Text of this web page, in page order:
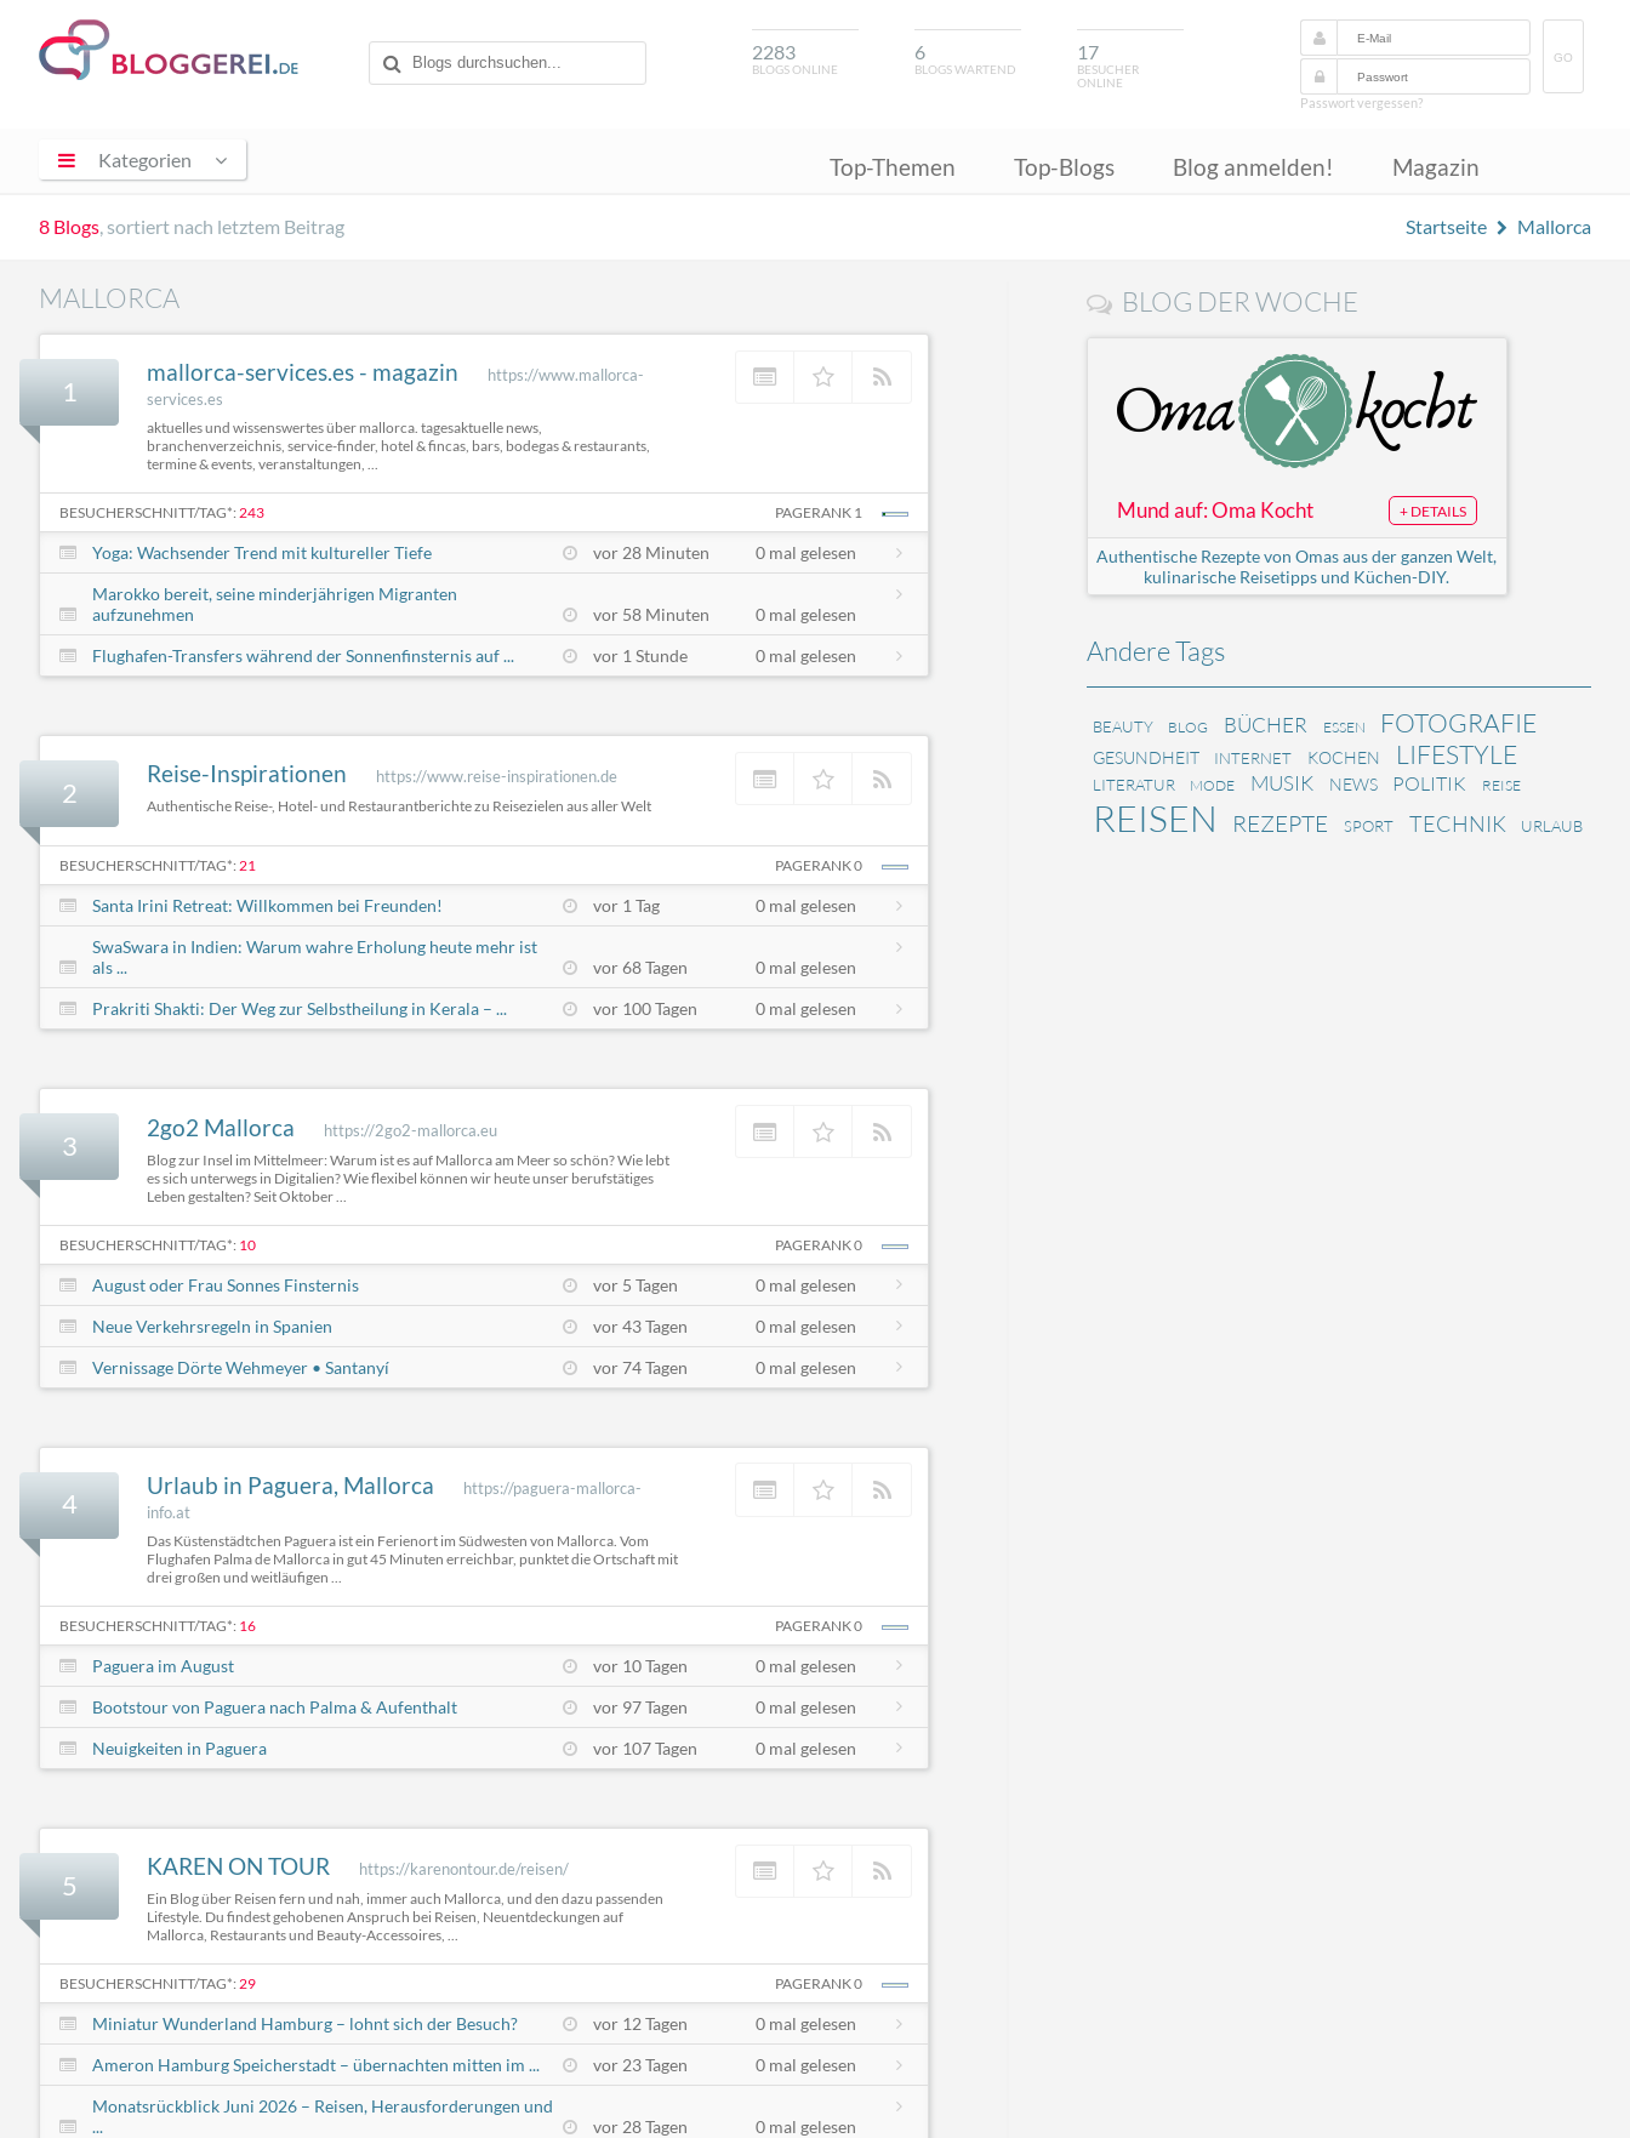
2283
BLOGS ONLINE
6
BLOGS WARTEND
17
BESUCHER
ONLINE
GO
Passwort vergessen?
Kategorien Top-Themen Top-Blogs Blog anmelden! Magazin
8 Blogs, sortiert nach letztem Beitrag Startseite Mallorca
MALLORCA
1
mallorca-services.es - magazin
https://www.mallorca-
services.es
aktuelles und wissenswertes über mallorca. tagesaktuelle news,
branchenverzeichnis, service-finder, hotel & fincas, bars, bodegas & restaurants,
termine & events, veranstaltungen, ...
BESUCHERSCHNITT/TAG*: 243 PAGERANK 1
Yoga: Wachsender Trend mit kultureller Tiefe vor 28 Minuten
0 mal gelesen
Marokko bereit, seine minderjährigen Migranten
aufzunehmen
vor 58 Minuten
0 mal gelesen
Flughafen-Transfers während der Sonnenfinsternis auf ...
vor 1 Stunde 0 mal gelesen
2
Reise-Inspirationen https://www.reise-inspirationen.de
Authentische Reise-, Hotel- und Restaurantberichte zu Reisezielen aus aller Welt
BESUCHERSCHNITT/TAG*: 21 PAGERANK 0
Santa Irini Retreat: Willkommen bei Freunden! vor 1 Tag
0 mal gelesen
SwaSwara in Indien: Warum wahre Erholung heute mehr ist
als ...
vor 68 Tagen
0 mal gelesen
Prakriti Shakti: Der Weg zur Selbstheilung in Kerala – ...
vor 100 Tagen 0 mal gelesen
3
2go2 Mallorca https://2go2-mallorca.eu
Blog zur Insel im Mittelmeer: Warum ist es auf Mallorca am Meer so schön? Wie lebt
es sich unterwegs in Digitalien? Wie flexibel können wir heute unser berufstätiges
Leben gestalten? Seit Oktober ...
BESUCHERSCHNITT/TAG*: 10 PAGERANK 0
August oder Frau Sonnes Finsternis vor 5 Tagen
0 mal gelesen
Neue Verkehrsregeln in Spanien
vor 43 Tagen
0 mal gelesen
Vernissage Dörte Wehmeyer • Santanyí
vor 74 Tagen 0 mal gelesen
4
Urlaub in Paguera, Mallorca
https://paguera-mallorca-
info.at
Das Küstenstädtchen Paguera ist ein Ferienort im Südwesten von Mallorca. Vom
Flughafen Palma de Mallorca in gut 45 Minuten erreichbar, punktet die Ortschaft mit
drei großen und weitläufigen ...
BESUCHERSCHNITT/TAG*: 16 PAGERANK 0
Paguera im August vor 10 Tagen
0 mal gelesen
Bootstour von Paguera nach Palma & Aufenthalt
vor 97 Tagen
0 mal gelesen
Neuigkeiten in Paguera
vor 107 Tagen 0 mal gelesen
5
KAREN ON TOUR https://karenontour.de/reisen/
Ein Blog über Reisen fern und nah, immer auch Mallorca, und den dazu passenden
Lifestyle. Du findest gehobenen Anspruch bei Reisen, Neuentdeckungen auf
Mallorca, Restaurants und Beauty-Accessoires, ...
BESUCHERSCHNITT/TAG*: 29 PAGERANK 0
Miniatur Wunderland Hamburg – lohnt sich der Besuch? vor 12 Tagen
0 mal gelesen
Ameron Hamburg Speicherstadt – übernachten mitten im ...
vor 23 Tagen
0 mal gelesen
Monatsrückblick Juni 2026 – Reisen, Herausforderungen und
...
vor 28 Tagen 0 mal gelesen
BLOG DER WOCHE
Mund auf: Oma Kocht + DETAILS
Authentische Rezepte von Omas aus der ganzen Welt,
kulinarische Reisetipps und Küchen-DIY.
Andere Tags
BEAUTY BLOG BÜCHER ESSEN FOTOGRAFIE
GESUNDHEIT INTERNET KOCHEN LIFESTYLE
LITERATUR MODE MUSIK NEWS POLITIK REISE
REISEN REZEPTE SPORT TECHNIK URLAUB